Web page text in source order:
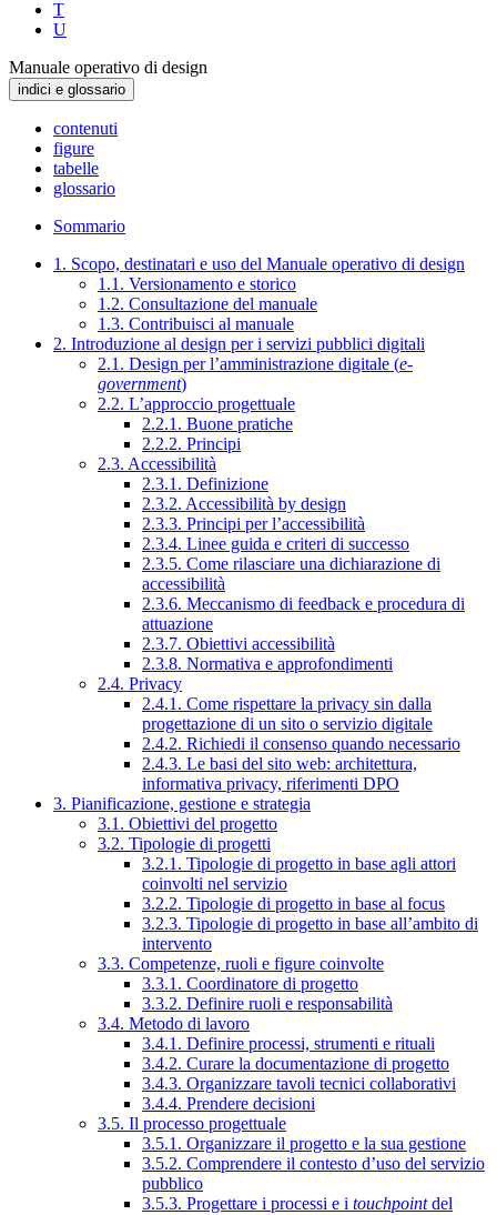
T
U
Manuale operativo di design
indici e glossario
contenuti
figure
tabelle
glossario
Sommario
1. Scopo, destinatari e uso del Manuale operativo di design
1.1. Versionamento e storico
1.2. Consultazione del manuale
1.3. Contribuisci al manuale
2. Introduzione al design per i servizi pubblici digitali
2.1. Design per l’amministrazione digitale (e-
government)
2.2. L’approccio progettuale
2.2.1. Buone pratiche
2.2.2. Principi
2.3. Accessibilità
2.3.1. Definizione
2.3.2. Accessibilità by design
2.3.3. Principi per l’accessibilità
2.3.4. Linee guida e criteri di successo
2.3.5. Come rilasciare una dichiarazione di
accessibilità
2.3.6. Meccanismo di feedback e procedura di
attuazione
2.3.7. Obiettivi accessibilità
2.3.8. Normativa e approfondimenti
2.4. Privacy
2.4.1. Come rispettare la privacy sin dalla
progettazione di un sito o servizio digitale
2.4.2. Richiedi il consenso quando necessario
2.4.3. Le basi del sito web: architettura,
informativa privacy, riferimenti DPO
3. Pianificazione, gestione e strategia
3.1. Obiettivi del progetto
3.2. Tipologie di progetti
3.2.1. Tipologie di progetto in base agli attori
coinvolti nel servizio
3.2.2. Tipologie di progetto in base al focus
3.2.3. Tipologie di progetto in base all’ambito di
intervento
3.3. Competenze, ruoli e figure coinvolte
3.3.1. Coordinatore di progetto
3.3.2. Definire ruoli e responsabilità
3.4. Metodo di lavoro
3.4.1. Definire processi, strumenti e rituali
3.4.2. Curare la documentazione di progetto
3.4.3. Organizzare tavoli tecnici collaborativi
3.4.4. Prendere decisioni
3.5. Il processo progettuale
3.5.1. Organizzare il progetto e la sua gestione
3.5.2. Comprendere il contesto d’uso del servizio
pubblico
3.5.3. Progettare i processi e i touchpointdel